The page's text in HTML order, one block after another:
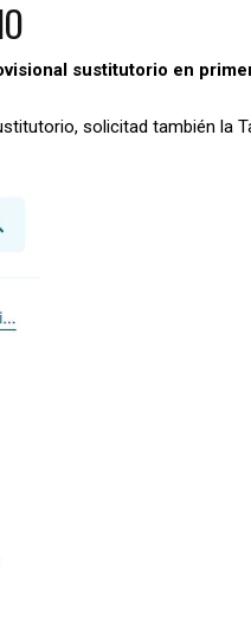
sustitutorio en
solicitad también la